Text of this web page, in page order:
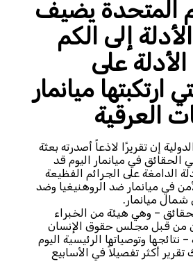
المتحدة يضيف
إلى الكم
على
ارتكبتها ميانمار
العرقية
إن تقريرًا لاذعاً أصدرته بعثة
الحقائق في ميانمار اليوم قد
الدامغة على الجرائم الفظيعة
في ميانمار ضد الروهنيغيا وضد
شمال ميانمار.
– وهي هيئة من الخبراء
من قبل مجلس حقوق الإنسان
نتائجها وتوصياتها الرئيسية اليوم
أكثر تفصيلاً في الأسابيع